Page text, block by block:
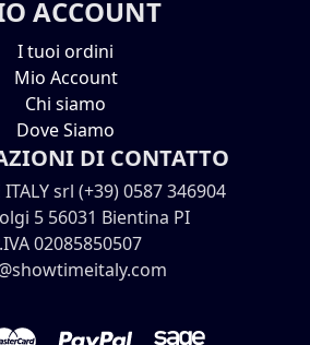
ACCOUNT
I tuoi ordini
Mio Account
Chi siamo
Dove Siamo
DI CONTATTO
srl (+39) 0587 346904
5 56031 Bientina PI
02085850507